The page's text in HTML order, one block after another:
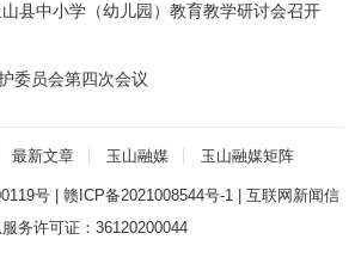
山县中小学（幼儿园）教育教学研讨会召开
委员会第四次会议
最新文章 玉山融媒 玉山融媒矩阵
号| 赣ICP备2021008544号-1| 互联网新闻信
务许可证：36120200044